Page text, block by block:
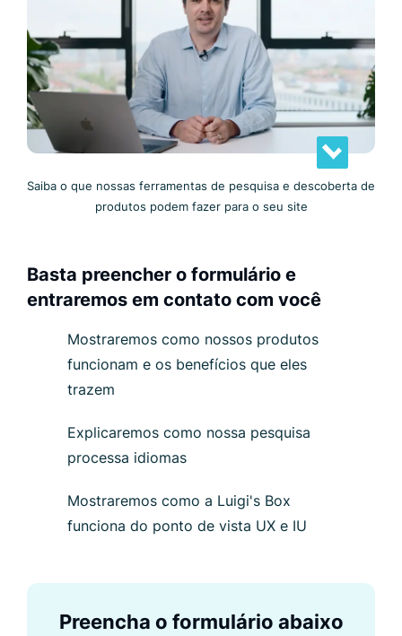
Preencha o formulário abaixo
Saiba o que nossas ferramentas de pesquisa e descoberta de
produtos podem fazer para o seu site
Basta preencher o formulário e
entraremos em contato com você
Mostraremos como nossos produtos
funcionam e os benefícios que eles
trazem
Explicaremos como nossa pesquisa
processa idiomas
Mostraremos como a Luigi's Box
funciona do ponto de vista UX e IU